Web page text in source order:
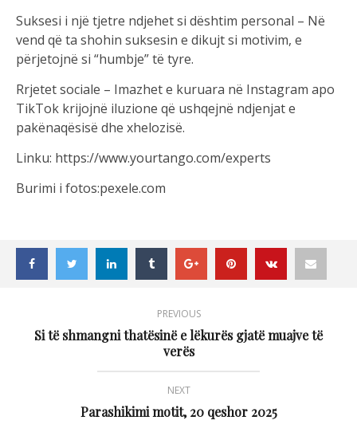
Suksesi i një tjetre ndjehet si dështim personal – Në
vend që ta shohin suksesin e dikujt si motivim, e
përjetojnë si “humbje” të tyre.
Rrjetet sociale – Imazhet e kuruara në Instagram apo
TikTok krijojnë iluzione që ushqejnë ndjenjat e
pakënaqësisë dhe xhelozisë.
Linku: https://www.yourtango.com/experts
Burimi i fotos:pexele.com
PREVIOUS
Si të shmangni thatësinë e lëkurës gjatë muajve të
verës
NEXT
Parashikimi motit, 20 qeshor 2025